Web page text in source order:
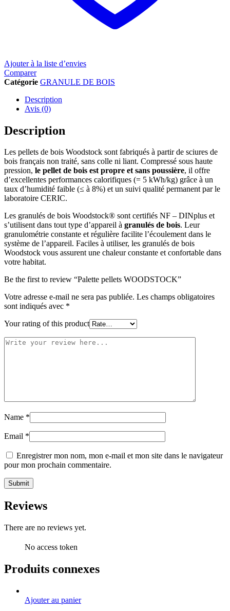
Ajouter à la liste d’envies
Comparer
Catégorie GRANULE DE BOIS
Description
Avis (0)
Description
Les pellets de bois Woodstock sont fabriqués à partir de sciures de
bois français non traité, sans colle ni liant. Compressé sous haute
pression, le pellet de bois est propre et sans poussière, il offre
d’excellentes performances calorifiques (= 5 kWh/kg) grâce à un
taux d’humidité faible (≤ à 8%) et un suivi qualité permanent par le
laboratoire CERIC.
Les granulés de bois Woodstock® sont certifiés NF – DINplus et
s’utilisent dans tout type d’appareil à granulés de bois. Leur
granulométrie constante et régulière facilite l’écoulement dans le
système de l’appareil. Faciles à utiliser, les granulés de bois
Woodstock vous assurent une chaleur constante et confortable dans
votre habitat.
Be the first to review “Palette pellets WOODSTOCK”
Votre adresse e-mail ne sera pas publiée. Les champs obligatoires
sont indiqués avec *
Your rating of this product
Name *
Email *
Enregistrer mon nom, mon e-mail et mon site dans le navigateur
pour mon prochain commentaire.
Reviews
There are no reviews yet.
No access token
Produits connexes
Ajouter au panier